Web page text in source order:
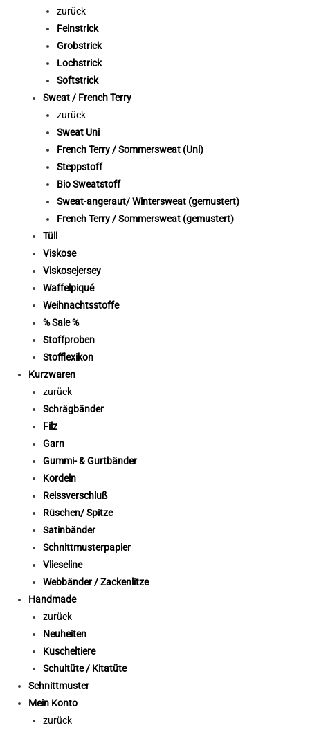
zurück
Feinstrick
Grobstrick
Lochstrick
Softstrick
Sweat / French Terry
zurück
Sweat Uni
French Terry / Sommersweat (Uni)
Steppstoff
Bio Sweatstoff
Sweat-angeraut/ Wintersweat (gemustert)
French Terry / Sommersweat (gemustert)
Tüll
Viskose
Viskosejersey
Waffelpiqué
Weihnachtsstoffe
% Sale %
Stoffproben
Stofflexikon
Kurzwaren
zurück
Schrägbänder
Filz
Garn
Gummi- & Gurtbänder
Kordeln
Reissverschluß
Rüschen/ Spitze
Satinbänder
Schnittmusterpapier
Vlieseline
Webbänder / Zackenlitze
Handmade
zurück
Neuheiten
Kuscheltiere
Schultüte / Kitatüte
Schnittmuster
Mein Konto
zurück